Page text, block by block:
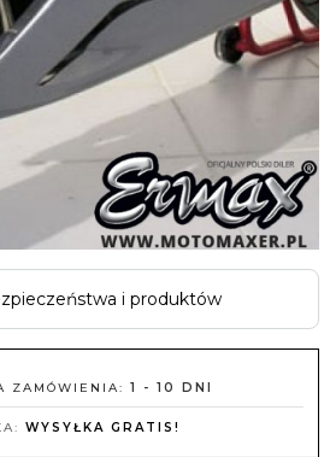
i produktów
ZAMÓWIENIA: 1 - 10 DNI
WYSYŁKA GRATIS!